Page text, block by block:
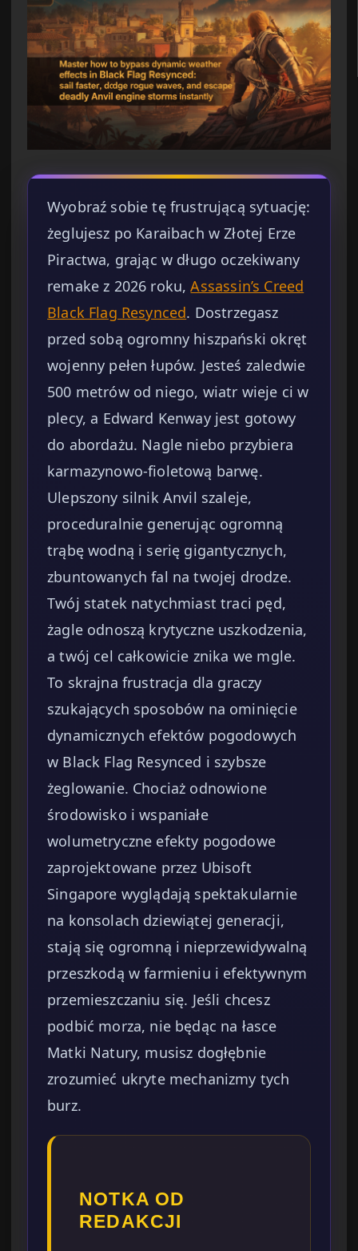
Wyobraź sobie tę frustrującą sytuację:
żeglujesz po Karaibach w Złotej Erze
Piractwa, grając w długo oczekiwany
remake z 2026 roku,Assassin’s Creed
Black Flag Resynced. Dostrzegasz
przed sobą ogromny hiszpański okręt
wojenny pełen łupów. Jesteś zaledwie
500 metrów od niego, wiatr wieje ci w
plecy, a Edward Kenway jest gotowy
do abordażu. Nagle niebo przybiera
karmazynowo-fioletową barwę.
Ulepszony silnik Anvil szaleje,
proceduralnie generując ogromną
trąbę wodną i serię gigantycznych,
zbuntowanych fal na twojej drodze.
Twój statek natychmiast traci pęd,
żagle odnoszą krytyczne uszkodzenia,
a twój cel całkowicie znika we mgle.
To skrajna frustracja dla graczy
szukających sposobów na ominięcie
dynamicznych efektów pogodowych
w Black Flag Resynced i szybsze
żeglowanie. Chociaż odnowione
środowisko i wspaniałe
wolumetryczne efekty pogodowe
zaprojektowane przez Ubisoft
Singapore wyglądają spektakularnie
na konsolach dziewiątej generacji,
stają się ogromną i nieprzewidywalną
przeszkodą w farmieniu i efektywnym
przemieszczaniu się. Jeśli chcesz
podbić morza, nie będąc na łasce
Matki Natury, musisz dogłębnie
zrozumieć ukryte mechanizmy tych
burz.
NOTKA OD
REDAKCJI